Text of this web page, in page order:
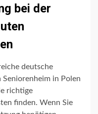
bei der
deutsche
Seniorenheim in Polen
richtige
finden. Wenn Sie